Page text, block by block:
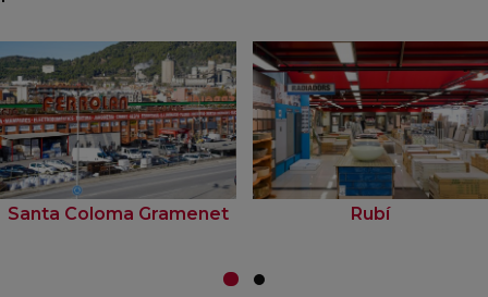
Santa Coloma Gramenet Rubí